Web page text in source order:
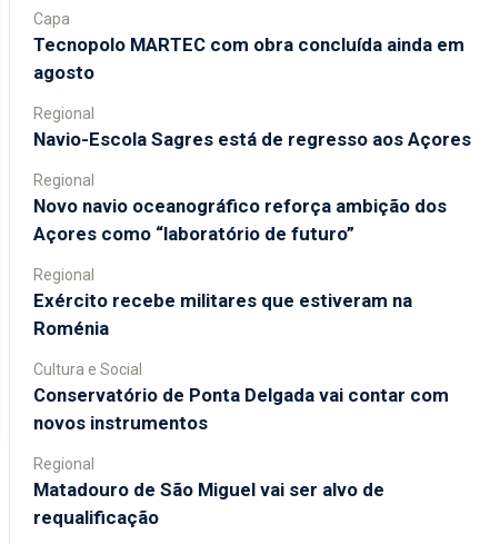
Capa
Tecnopolo MARTEC com obra concluída ainda em
agosto
Regional
Navio-Escola Sagres está de regresso aos Açores
Regional
Novo navio oceanográfico reforça ambição dos
Açores como “laboratório de futuro”
Regional
Exército recebe militares que estiveram na
Roménia
Cultura e Social
Conservatório de Ponta Delgada vai contar com
novos instrumentos
Regional
Matadouro de São Miguel vai ser alvo de
requalificação